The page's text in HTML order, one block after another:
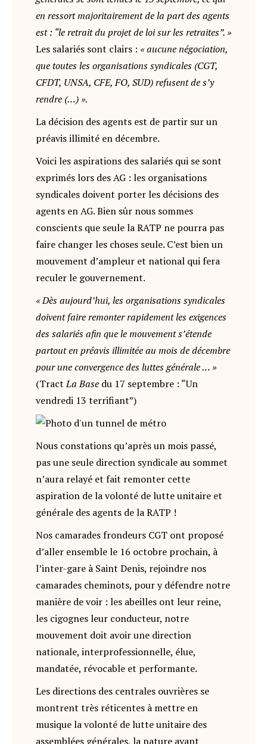
en ressort majoritairement de la part des agents
est : “le retrait du projet de loi sur les retraites”. »
Les salariés sont clairs : « aucune négociation,
que toutes les organisations syndicales (CGT,
CFDT, UNSA, CFE, FO, SUD) refusent de s’y
rendre (…) ».
La décision des agents est de partir sur un
préavis illimité en décembre.
Voici les aspirations des salariés qui se sont
exprimés lors des AG : les organisations
syndicales doivent porter les décisions des
agents en AG. Bien sûr nous sommes
conscients que seule la RATP ne pourra pas
faire changer les choses seule. C’est bien un
mouvement d’ampleur et national qui fera
reculer le gouvernement.
« Dès aujourd’hui, les organisations syndicales
doivent faire remonter rapidement les exigences
des salariés afin que le mouvement s’étende
partout en préavis illimitée au mois de décembre
pour une convergence des luttes générale … »
(TractLa Base du 17 septembre : “Un
vendredi 13 terrifiant”)
Nous constations qu’après un mois passé,
pas une seule direction syndicale au sommet
n’aura relayé et fait remonter cette
aspiration de la volonté de lutte unitaire et
générale des agents de la RATP !
Nos camarades frondeurs CGT ont proposé
d’aller ensemble le 16 octobre prochain, à
l’inter-gare à Saint Denis, rejoindre nos
camarades cheminots, pour y défendre notre
manière de voir : les abeilles ont leur reine,
les cigognes leur conducteur, notre
mouvement doit avoir une direction
nationale, interprofessionnelle, élue,
mandatée, révocable et performante.
Les directions des centrales ouvrières se
montrent très réticentes à mettre en
musique la volonté de lutte unitaire des
assemblées générales, la nature ayant